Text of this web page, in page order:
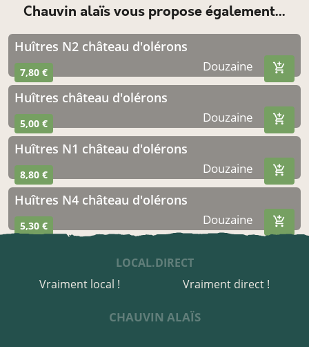
Chauvin alaïs vous propose également...
Huîtres N2 château d'olérons
7,80 € Douzaine
Huîtres château d'olérons
5,00 € Douzaine
Huîtres N1 château d'olérons
8,80 € Douzaine
Huîtres N4 château d'olérons
5,30 € Douzaine
LOCAL.DIRECT
Vraiment local !
Vraiment direct !
CHAUVIN ALAÏS